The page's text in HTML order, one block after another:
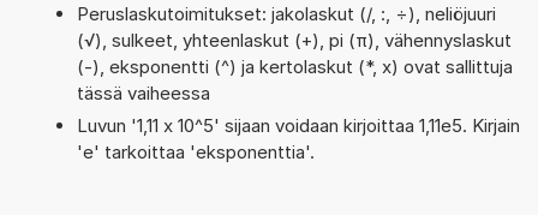
Peruslaskutoimitukset: jakolaskut (/, :, ÷), neliöjuuri
(√), sulkeet, yhteenlaskut (+), pi (π), vähennyslaskut
(-), eksponentti (^) ja kertolaskut (*, x) ovat sallittuja
tässä vaiheessa
Luvun '1,11 x 10^5' sijaan voidaan kirjoittaa 1,11e5. Kirjain
'e' tarkoittaa 'eksponenttia'.